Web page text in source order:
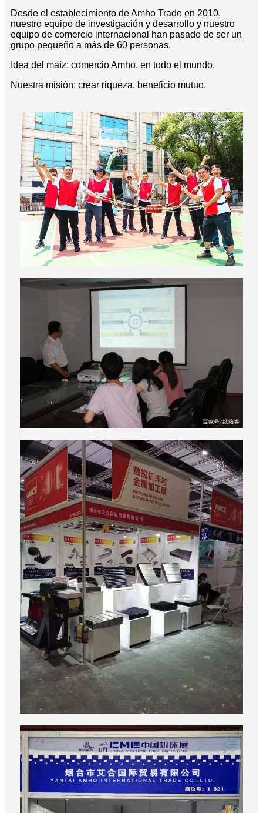
Desde el establecimiento de Amho Trade en 2010,
nuestro equipo de investigación y desarrollo y nuestro
equipo de comercio internacional han pasado de ser un
grupo pequeño a más de 60 personas.
Idea del maíz: comercio Amho, en todo el mundo.
Nuestra misión: crear riqueza, beneficio mutuo.